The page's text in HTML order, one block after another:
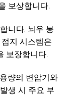
보상합니다.
니다. 뇌우 봉
지 시스템은
보장합니다.
량의 변압기와
생 시 주요 부